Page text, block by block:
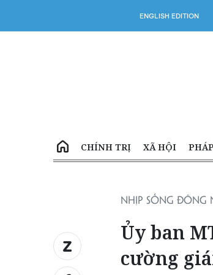
ENGLISH EDITION
CHÍNH TRỊ XÃ HỘI
NHỊP SỐNG ĐÔNG
Ủy ban
cường